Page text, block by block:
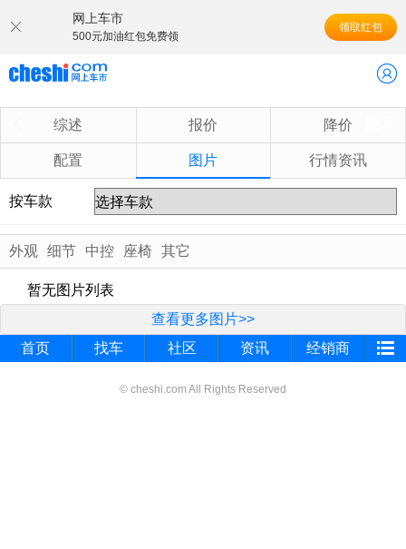
网上车市
500元加油红包免费领
领取红包
综述 报价 降价
配置 图片 行情资讯
按车款
外观 细节 中控 座椅 其它
暂无图片列表
查看更多图片>>
首页
找车 社区 资讯 经销商
© cheshi.com All Rights Reserved